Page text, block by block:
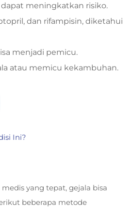
meningkatkan risiko.
dan rifampisin, diketahui
menjadi pemicu.
atau memicu kekambuhan.
Ini?
yang tepat, gejala bisa
beberapa metode